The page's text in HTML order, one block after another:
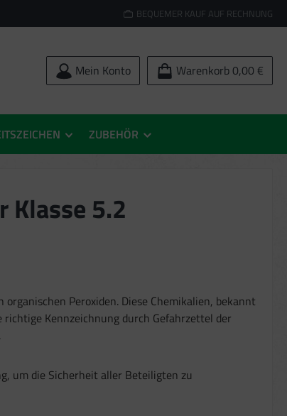
BEQUEMER KAUF AUF RECHNUNG
Mein Konto Warenkorb 0,00 €
ZUBEHÖR
Klasse 5.2
Peroxiden. Diese Chemikalien, bekannt
Kennzeichnung durch Gefahrzettel der
um die Sicherheit aller Beteiligten zu